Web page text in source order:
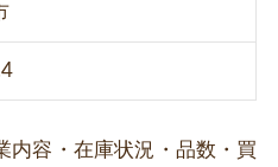
内容・在庫状況・品数・買